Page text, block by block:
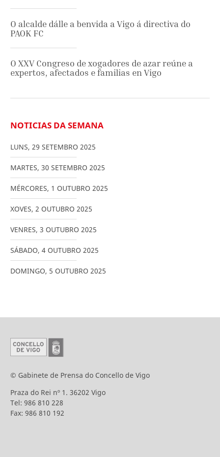
O alcalde dálle a benvida a Vigo á directiva do
PAOK FC
O XXV Congreso de xogadores de azar reúne a
expertos, afectados e familias en Vigo
NOTICIAS DA SEMANA
LUNS, 29 SETEMBRO 2025
MARTES, 30 SETEMBRO 2025
MÉRCORES, 1 OUTUBRO 2025
XOVES, 2 OUTUBRO 2025
VENRES, 3 OUTUBRO 2025
SÁBADO, 4 OUTUBRO 2025
DOMINGO, 5 OUTUBRO 2025
© Gabinete de Prensa do Concello de Vigo
Praza do Rei nº 1. 36202 Vigo
Tel: 986 810 228
Fax: 986 810 192